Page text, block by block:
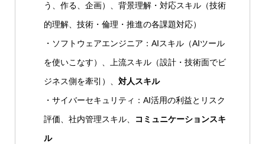
う、作る、企画）、背景理解・対応スキル（技術
的理解、技術・倫理・推進の各課題対応）
・ソフトウェアエンジニア：AIスキル（AIツール
を使いこなす）、上流スキル（設計・技術面でビ
ジネス側を牽引）、対人スキル
・サイバーセキュリティ：AI活用の利益とリスク
評価、社内管理スキル、
コミュニケーションスキ
ル